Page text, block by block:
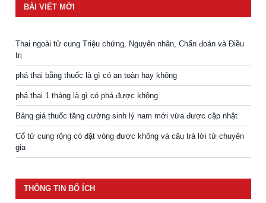
BÀI VIẾT MỚI
Thai ngoài tử cung Triệu chứng, Nguyên nhân, Chẩn đoán và Điều
trị
phá thai bằng thuốc là gì có an toàn hay không
phá thai 1 tháng là gì có phá được không
Bảng giá thuốc tăng cường sinh lý nam mới vừa được cập nhật
Cổ tử cung rộng có đặt vòng được không và câu trả lời từ chuyên
gia
THÔNG TIN BỔ ÍCH